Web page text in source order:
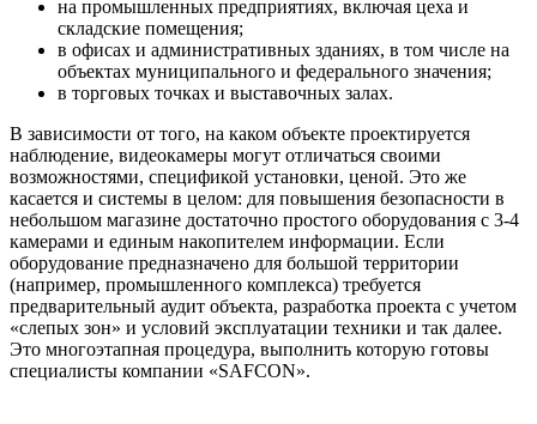
на промышленных предприятиях, включая цеха и
складские помещения;
в офисах и административных зданиях, в том числе на
объектах муниципального и федерального значения;
в торговых точках и выставочных залах.
В зависимости от того, на каком объекте проектируется
наблюдение, видеокамеры могут отличаться своими
возможностями, спецификой установки, ценой. Это же
касается и системы в целом: для повышения безопасности в
небольшом магазине достаточно простого оборудования с 3-4
камерами и единым накопителем информации. Если
оборудование предназначено для большой территории
(например, промышленного комплекса) требуется
предварительный аудит объекта, разработка проекта с учетом
«слепых зон» и условий эксплуатации техники и так далее.
Это многоэтапная процедура, выполнить которую готовы
специалисты компании «SAFCON».